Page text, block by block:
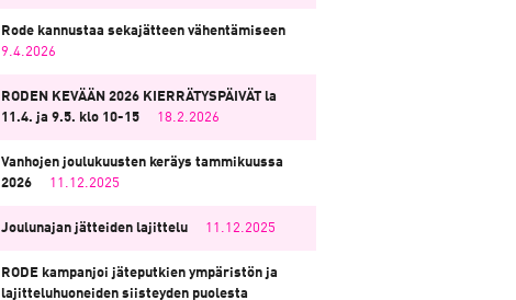
Rode kannustaa sekajätteen vähentämiseen
9.4.2026
RODEN KEVÄÄN 2026 KIERRÄTYSPÄIVÄT la
11.4. ja 9.5. klo 10-15
18.2.2026
Vanhojen joulukuusten keräys tammikuussa
2026
11.12.2025
Joulunajan jätteiden lajittelu 11.12.2025
RODE kampanjoi jäteputkien ympäristön ja
lajitteluhuoneiden siisteyden puolesta